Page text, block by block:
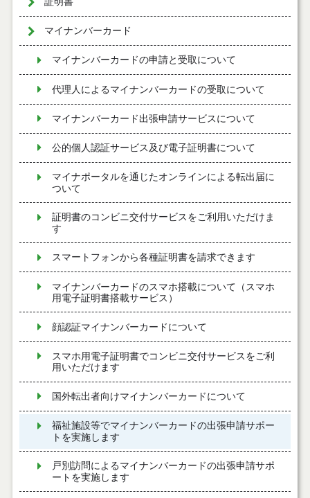
マイナンバーカード
マイナンバーカードの申請と受取について
代理人によるマイナンバーカードの受取について
マイナンバーカード出張申請サービスについて
公的個人認証サービス及び電子証明書について
マイナポータルを通じたオンラインによる転出届に
ついて
証明書のコンビニ交付サービスをご利用いただけま
す
スマートフォンから各種証明書を請求できます
マイナンバーカードのスマホ搭載について（スマホ
用電子証明書搭載サービス）
顔認証マイナンバーカードについて
スマホ用電子証明書でコンビニ交付サービスをご利
用いただけます
国外転出者向けマイナンバーカードについて
福祉施設等でマイナンバーカードの出張申請サポー
トを実施します
戸別訪問によるマイナンバーカードの出張申請サポ
ートを実施します